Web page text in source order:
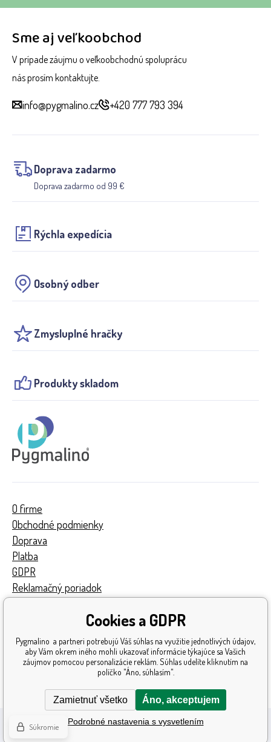
Sme aj veľkoobchod
V prípade záujmu o veľkoobchodnú spoluprácu
nás prosím kontaktujte.
info@pygmalino.cz +420 777 793 394
Doprava zadarmo
Doprava zadarmo od 99 €
Rýchla expedícia
Osobný odber
Zmysluplné hračky
Produkty skladom
O firme
Obchodné podmienky
Doprava
Platba
GDPR
Reklamačný poriadok
Získané ocenenia
Katalóg hračiek
Mapa stránok
Cookies a GDPR
Pygmalino a partneri potrebujú Váš súhlas na využitie jednotlivých údajov,
aby Vám okrem iného mohli ukazovať informácie týkajúce sa Vašich
záujmov pomocou personalizácie reklám. Súhlas udelíte kliknutím na
políčko "Áno, súhlasím".
Zamietnuť všetko Áno, akceptujem
Podrobné nastavenia s vysvetlením
Súkromie